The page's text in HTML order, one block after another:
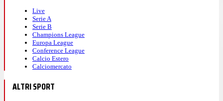
Live
Serie A
Serie B
Champions League
Europa League
Conference League
Calcio Estero
Calciomercato
ALTRI SPORT